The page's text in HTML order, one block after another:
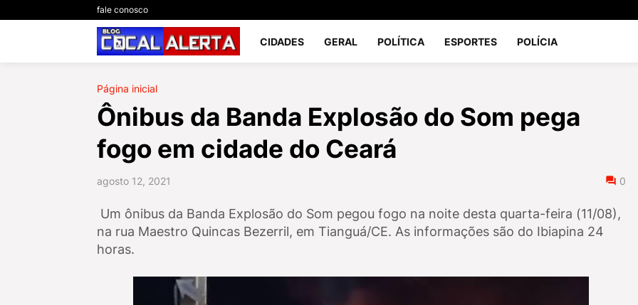
fale conosco
CIDADES GERAL POLÍTICA ESPORTES POLÍCIA
Página inicial
Ônibus da Banda Explosão do Som pega
fogo em cidade do Ceará
agosto 12, 2021 0
Um ônibus da Banda Explosão do Som pegou fogo na noite desta quarta-feira (11/08),
na rua Maestro Quincas Bezerril, em Tianguá/CE. As informações são do Ibiapina 24
horas.